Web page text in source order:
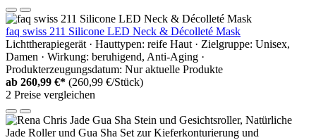
faq swiss 211 Silicone LED Neck & Décolleté Mask
Lichttherapiegerät · Hauttypen: reife Haut · Zielgruppe: Unisex,
Damen · Wirkung: beruhigend, Anti-Aging ·
Produkterzeugungsdatum: Nur aktuelle Produkte
ab 260,99 €* (260,99 €/Stück)
2 Preise vergleichen